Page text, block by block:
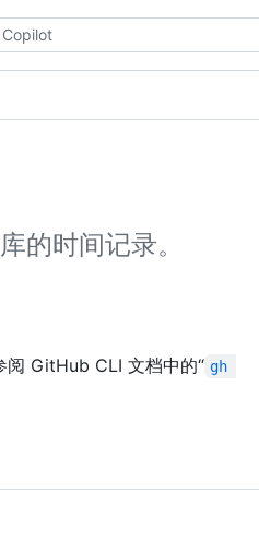
Copilot
的时间记录。
GitHub CLI 文档中的“ gh